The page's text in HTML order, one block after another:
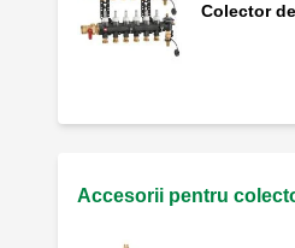
Colector
Accesorii pentru